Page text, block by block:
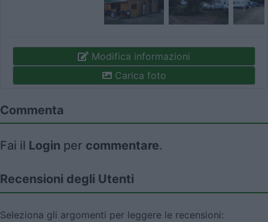
Modifica informazioni
Carica foto
Commenta
Fai il Login per commentare.
Recensioni degli Utenti
Seleziona gli argomenti per leggere le recensioni: